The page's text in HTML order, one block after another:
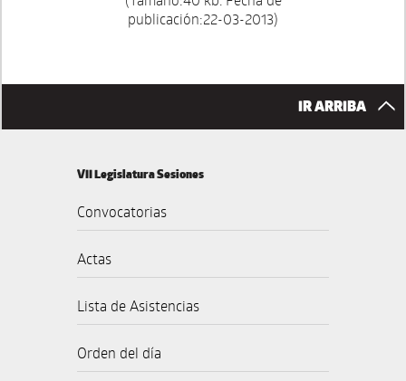
publicación:22-03-2013)
IR ARRIBA
VII Legislatura Sesiones
Convocatorias
Actas
Lista de Asistencias
Orden del día